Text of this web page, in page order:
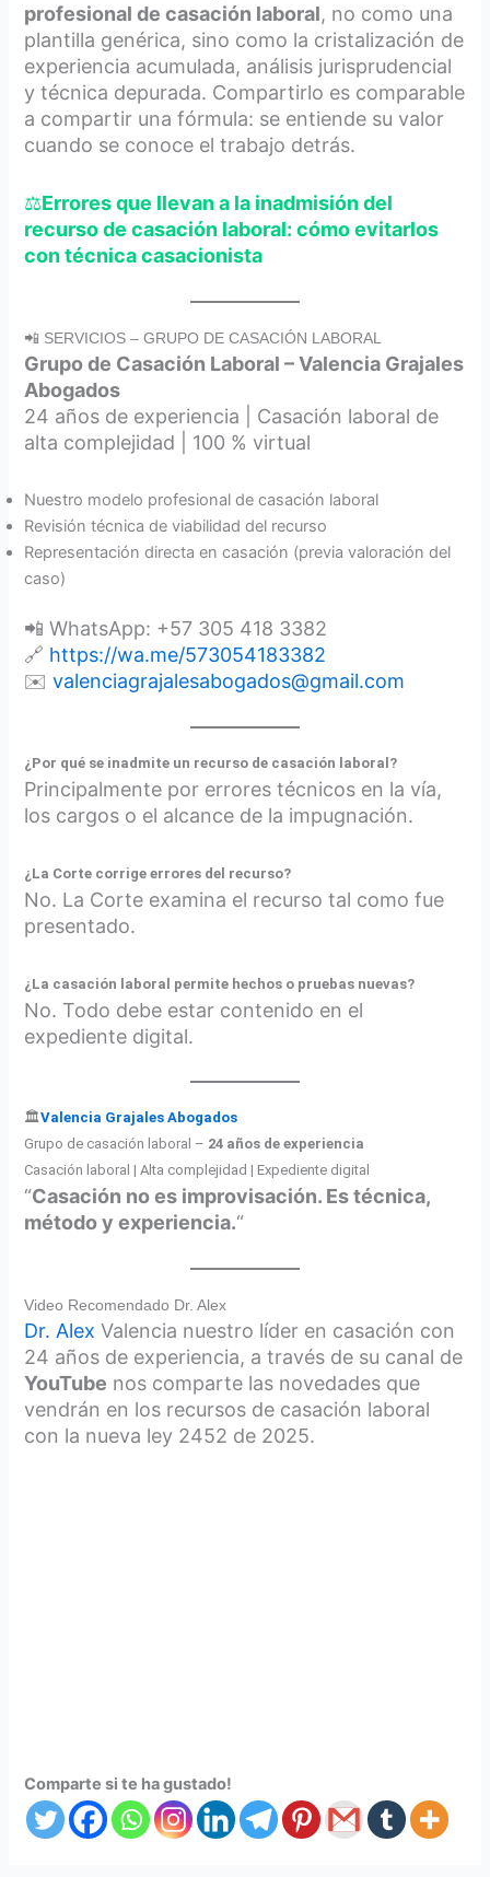
profesional de casación laboral, no como una
plantilla genérica, sino como la cristalización de
experiencia acumulada, análisis jurisprudencial
y técnica depurada. Compartirlo es comparable
a compartir una fórmula: se entiende su valor
cuando se conoce el trabajo detrás.
⚖️Errores que llevan a la inadmisión del
recurso de casación laboral: cómo evitarlos
con técnica casacionista
📲 SERVICIOS – GRUPO DE CASACIÓN LABORAL
Grupo de Casación Laboral – Valencia Grajales
Abogados
24 años de experiencia | Casación laboral de
alta complejidad | 100 % virtual
Nuestro modelo profesional de casación laboral
Revisión técnica de viabilidad del recurso
Representación directa en casación (previa valoración del
caso)
📲 WhatsApp: +57 305 418 3382
🔗 https://wa.me/573054183382
✉️valenciagrajalesabogados@gmail.com
¿Por qué se inadmite un recurso de casación laboral?
Principalmente por errores técnicos en la vía,
los cargos o el alcance de la impugnación.
¿La Corte corrige errores del recurso?
No. La Corte examina el recurso tal como fue
presentado.
¿La casación laboral permite hechos o pruebas nuevas?
No. Todo debe estar contenido en el
expediente digital.
🏛️Valencia Grajales Abogados
Grupo de casación laboral – 24 años de experiencia
Casación laboral | Alta complejidad | Expediente digital
“Casación no es improvisación. Es técnica,
método y experiencia.“
Video Recomendado Dr. Alex
Dr. Alex Valencia nuestro líder en casación con
24 años de experiencia, a través de su canal de
YouTube nos comparte las novedades que
vendrán en los recursos de casación laboral
con la nueva ley 2452 de 2025.
Comparte si te ha gustado!